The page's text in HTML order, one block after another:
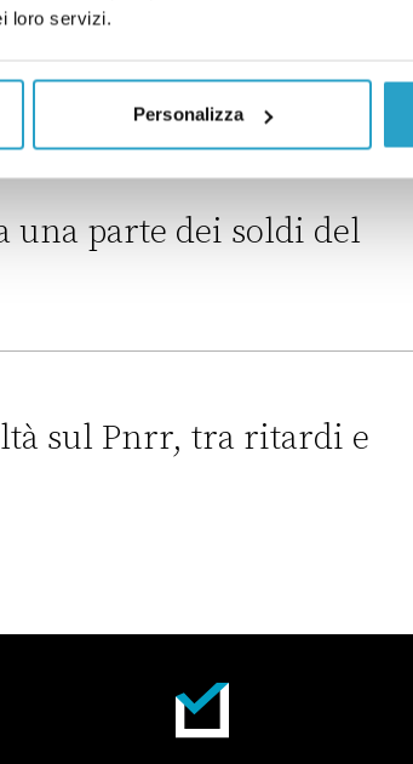
loro servizi.
Personalizza
in Europa
una parte dei soldi del
sul Pnrr, tra ritardi e